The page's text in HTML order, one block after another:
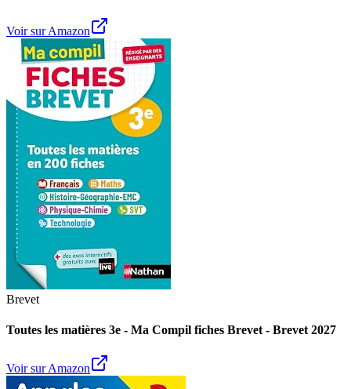
Voir sur Amazon
Brevet
Toutes les matières 3e - Ma Compil fiches Brevet - Brevet 2027
Voir sur Amazon